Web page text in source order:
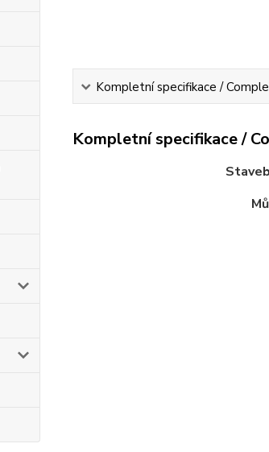
Kompletní specifikace /
Kompletní specifikace /